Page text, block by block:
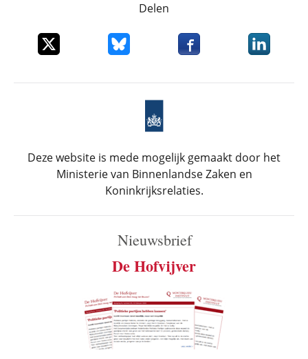
Delen
Deel dit item op XDeel dit item op Bluesky
Deel dit item opDeel dit
Deze website is mede mogelijk gemaakt door het
Ministerie van Binnenlandse Zaken en
Koninkrijksrelaties.
Nieuwsbrief
De Hofvijver